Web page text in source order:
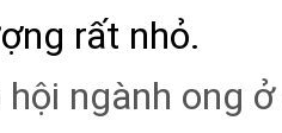
rất nhỏ.
hội ngành ong